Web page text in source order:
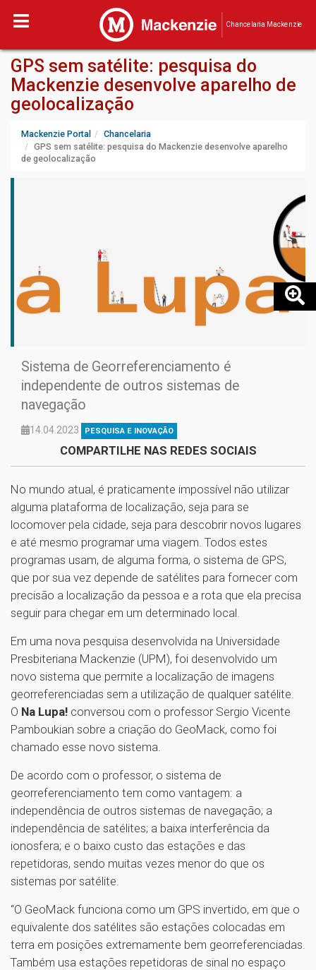
Chancelaria Mackenzie
GPS sem satélite: pesquisa do
Mackenzie desenvolve aparelho de
geolocalização
Mackenzie Portal
Chancelaria
GPS sem satélite: pesquisa do Mackenzie desenvolve aparelho
de geolocalização
Sistema de Georreferenciamento é
independente de outros sistemas de
navegação
14.04.2023 PESQUISA E INOVAÇÃO
COMPARTILHE NAS REDES SOCIAIS
No mundo atual, é praticamente impossível não utilizar
alguma plataforma de localização, seja para se
locomover pela cidade, seja para descobrir novos lugares
e até mesmo programar uma viagem. Todos estes
programas usam, de alguma forma, o sistema de GPS,
que por sua vez depende de satélites para fornecer com
precisão a localização da pessoa e a rota que ela precisa
seguir para chegar em um determinado local.
Em uma nova pesquisa desenvolvida na Universidade
Presbiteriana Mackenzie (UPM), foi desenvolvido um
novo sistema que permite a localização de imagens
georreferenciadas sem a utilização de qualquer satélite.
O Na Lupa! conversou com o professor Sergio Vicente
Pamboukian sobre a criação do GeoMack, como foi
chamado esse novo sistema.
De acordo com o professor, o sistema de
georreferenciamento tem como vantagem: a
independência de outros sistemas de navegação; a
independência de satélites; a baixa interferência da
ionosfera; e o baixo custo das estações e das
repetidoras, sendo muitas vezes menor do que os
sistemas por satélite.
“O GeoMack funciona como um GPS invertido, em que o
equivalente dos satélites são estações colocadas em
terra em posições extremamente bem georreferenciadas.
Também usa estações repetidoras de sinal no espaço